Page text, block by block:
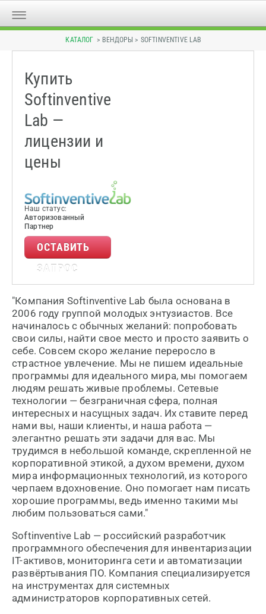
КАТАЛОГ > ВЕНДОРЫ > SOFTINVENTIVE LAB
Купить
Softinventive
Lab —
лицензии и
цены
Наш статус:
Авторизованный
Партнер
ОСТАВИТЬ
ЗАПРОС
"Компания Softinventive Lab была основана в
2006 году группой молодых энтузиастов. Все
начиналось с обычных желаний: попробовать
свои силы, найти свое место и просто заявить о
себе. Совсем скоро желание переросло в
страстное увлечение. Мы не пишем идеальные
программы для идеального мира, мы помогаем
людям решать живые проблемы. Сетевые
технологии — безграничная сфера, полная
интересных и насущных задач. Их ставите перед
нами вы, наши клиенты, и наша работа —
элегантно решать эти задачи для вас. Мы
трудимся в небольшой команде, скрепленной не
корпоративной этикой, а духом времени, духом
мира информационных технологий, из которого
черпаем вдохновение. Оно помогает нам писать
хорошие программы, ведь именно такими мы
любим пользоваться сами."
Softinventive Lab — российский разработчик
программного обеспечения для инвентаризации
IT-активов, мониторинга сети и автоматизации
развёртывания ПО. Компания специализируется
на инструментах для системных
администраторов корпоративных сетей.